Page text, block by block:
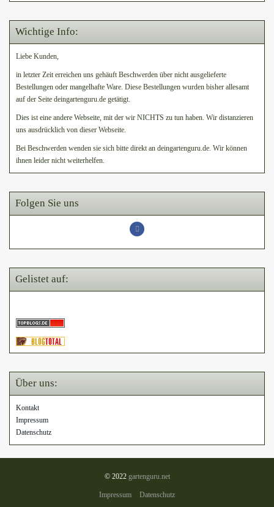
Wichtige Info:
Liebe Kunden,
in letzter Zeit erreichen uns gehäuft Beschwerden über nicht ausgelieferte
Bestellungen oder mangelhafte Ware. Diese Bestellungen wurden bisher allesamt
auf der Seite deingartenguru.de getätigt.
Dies ist eine andere Webseite, mit der wir NICHTS zu tun haben. Wir distanzieren
uns ausdrücklich von dieser Webseite.
Bei Beschwerden wenden sie sich bitte direkt an deingartenguru.de. Wir können
ihnen leider nicht weiterhelfen.
Folgen Sie uns
Gelistet auf:
Über uns:
Kontakt
Impressum
Datenschutz
© 2022 gartenguru.net
Impressum Datenschutz